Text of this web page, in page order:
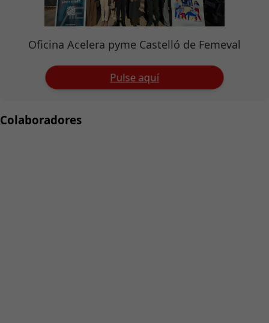
Oficina Acelera pyme Castelló de Femeval
Pulse aquí
Colaboradores